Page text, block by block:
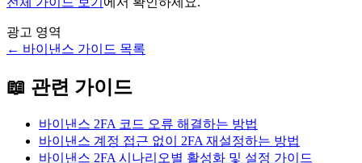
광고 영역
← 바이낸스 가이드 목록
📖 관련 가이드
바이낸스 2FA 코드 오류 해결하는 방법
바이낸스 계정 접근 없이 2FA 재설정하는 방법
바이낸스 2FA 시나리오별 활성화 및 설정 가이드